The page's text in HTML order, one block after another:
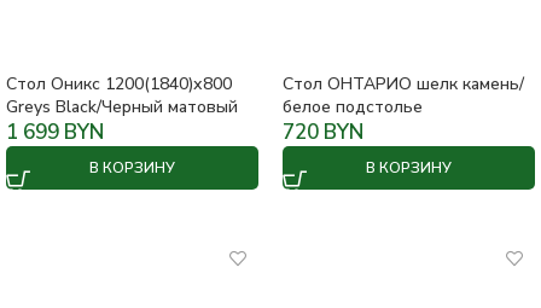
Стол Оникс 1200(1840)х800
Greys Black/Черный матовый
1 699 BYN
В КОРЗИНУ
Стол ОНТАРИО шелк камень/
белое подстолье
720 BYN
В КОРЗИНУ